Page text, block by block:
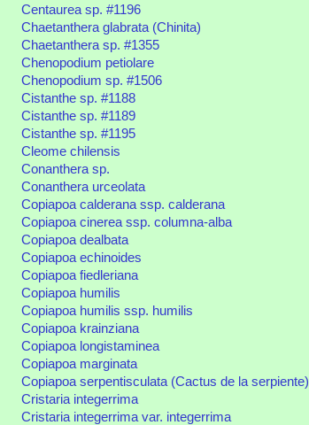
Centaurea sp. #1196
Chaetanthera glabrata (Chinita)
Chaetanthera sp. #1355
Chenopodium petiolare
Chenopodium sp. #1506
Cistanthe sp. #1188
Cistanthe sp. #1189
Cistanthe sp. #1195
Cleome chilensis
Conanthera sp.
Conanthera urceolata
Copiapoa calderana ssp. calderana
Copiapoa cinerea ssp. columna-alba
Copiapoa dealbata
Copiapoa echinoides
Copiapoa fiedleriana
Copiapoa humilis
Copiapoa humilis ssp. humilis
Copiapoa krainziana
Copiapoa longistaminea
Copiapoa marginata
Copiapoa serpentisculata (Cactus de la serpiente)
Cristaria integerrima
Cristaria integerrima var. integerrima